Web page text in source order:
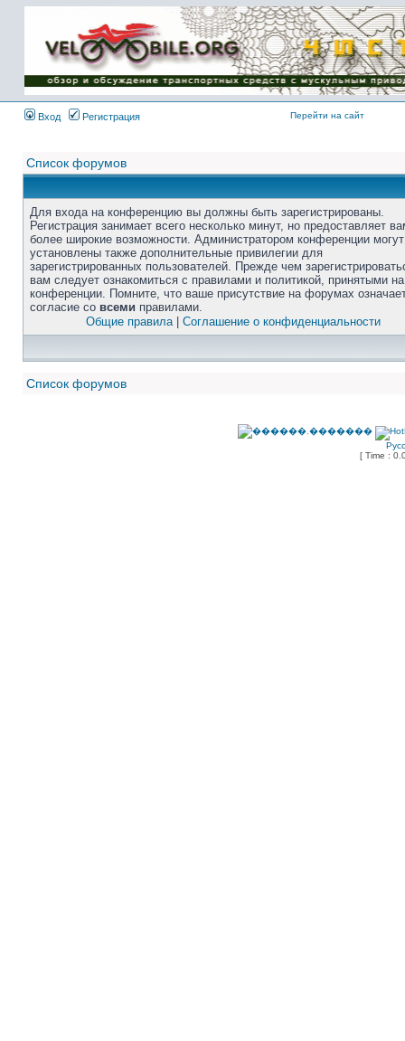
Вход Регистрация Перейти на сайт
Список форумов
Для входа на конференцию вы должны быть зарегистрированы.
Регистрация занимает всего несколько минут, но предоставляет
более широкие возможности. Администратором конференции
установлены также дополнительные привилегии для
зарегистрированных пользователей. Прежде чем
вам следует ознакомиться с правилами и политикой, принятыми на
конференции. Помните, что ваше присутствие на форумах
согласие со всеми правилами.
Общие правила| Соглашение о конфиденциальности
Список форумов
[ Time :